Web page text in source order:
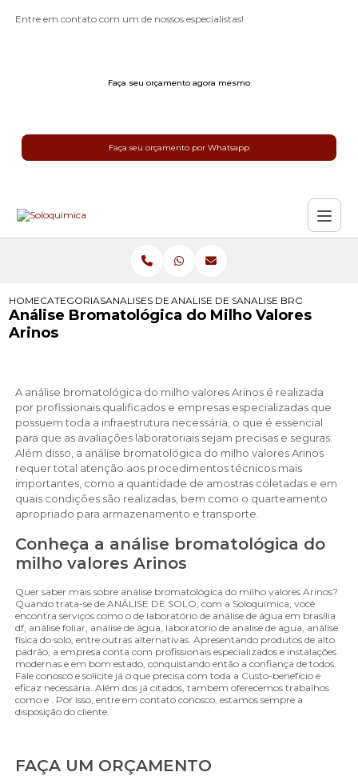
Entre em contato com um de nossos especialistas!
Faça seu orçamento agora mesmo
Faça seu orçamento por Whatsapp
HOMECATEGORIASANALISES DE SILAGEMANALISE DE SILAGEM IDEAL
ANALISE
Análise Bromatológica do Milho Valores
Arinos
A análise bromatológica do milho valores Arinos é realizada
por profissionais qualificados e empresas especializadas que
possuem toda a infraestrutura necessária, o que é essencial
para que as avaliações laboratoriais sejam precisas e seguras.
Além disso, a análise bromatológica do milho valores Arinos
requer total atenção aos procedimentos técnicos mais
importantes, como a quantidade de amostras coletadas e em
quais condições são realizadas, bem como o quarteamento
apropriado para armazenamento e transporte.
Conheça a análise bromatológica do
milho valores Arinos
Quer saber mais sobre análise bromatológica do milho valores Arinos?
Quando trata-se de ANÁLISE DE SOLO, com a Soloquímica, você
encontra serviços como o de laboratório de análise de água em brasília
df, análise foliar, análise de água, laboratorio de analise de agua, análise
física do solo, entre outras alternativas. Apresentando produtos de alto
padrão, a empresa conta com profissionais especializados e instalações
modernas e em bom estado, conquistando então a confiança de todos.
Fale conosco e solicite já o que precisa com toda a Custo-benefício e
eficaz necessária. Além dos já citados, também oferecemos trabalhos
como e . Por isso, entre em contato conosco, estamos sempre a
disposição do cliente.
FAÇA UM ORÇAMENTO